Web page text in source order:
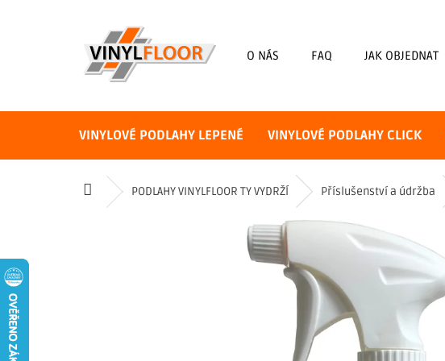
O NÁS FAQ JAK OBJEDNAT
VINYLOVÉ PODLAHY LEPENÉ VINYLOVÉ PODLAHY CLICK
Domů PODLAHY VINYLFLOOR TY VYDRŽÍ Příslušenství a údržba